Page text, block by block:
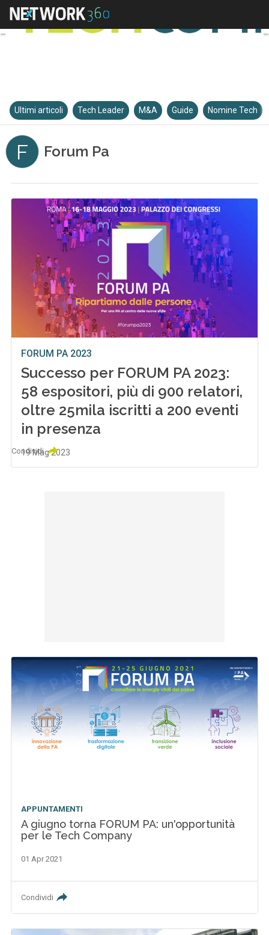
Ultimi articoli Tech Leader M&A Guide Nomine Tech
F Forum Pa
FORUM PA 2023
Successo per FORUM PA 2023:
58 espositori, più di 900 relatori,
oltre 25mila iscritti a 200 eventi
in presenza
19 Mag 2023
Condividi
APPUNTAMENTI
A giugno torna FORUM PA: un'opportunità
per le Tech Company
01 Apr 2021
Condividi